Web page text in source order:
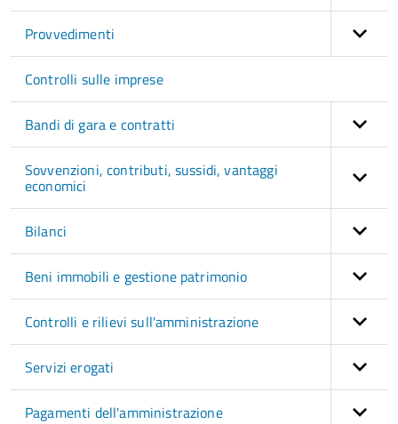
Provvedimenti
Controlli sulle imprese
Bandi di gara e contratti
Sovvenzioni, contributi, sussidi, vantaggi
economici
Bilanci
Beni immobili e gestione patrimonio
Controlli e rilievi sull'amministrazione
Servizi erogati
Pagamenti dell'amministrazione